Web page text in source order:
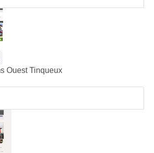
Ouest Tinqueux